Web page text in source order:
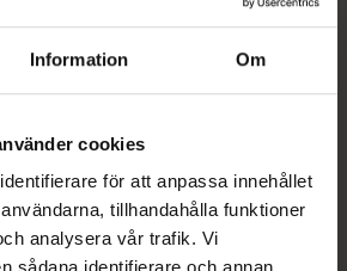
Information Om
cookies
för att anpassa innehållet
tillhandahålla funktioner
analysera vår trafik. Vi
båda för:356,25 kr
Dölj